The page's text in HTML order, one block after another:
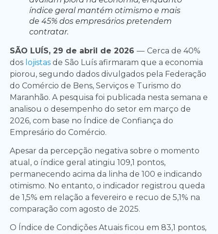
índice geral mantém otimismo e mais
de 45% dos empresários pretendem
contratar.
SÃO LUÍS, 29 de abril de 2026 — Cerca de 40%
dos lojistas de São Luís afirmaram que a economia
piorou, segundo dados divulgados pela Federação
do Comércio de Bens, Serviços e Turismo do
Maranhão. A pesquisa foi publicada nesta semana e
analisou o desempenho do setor em março de
2026, com base no Índice de Confiança do
Empresário do Comércio.
Apesar da percepção negativa sobre o momento
atual, o índice geral atingiu 109,1 pontos,
permanecendo acima da linha de 100 e indicando
otimismo. No entanto, o indicador registrou queda
de 1,5% em relação a fevereiro e recuo de 5,1% na
comparação com agosto de 2025.
O Índice de Condições Atuais ficou em 83,1 pontos,